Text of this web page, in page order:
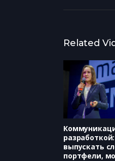
Related
выпускать
портфели,